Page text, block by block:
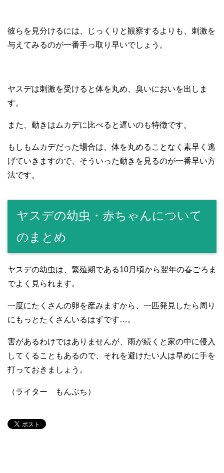
彼らを見分けるには、じっくりと観察するよりも、刺激を
与えてみるのが一番手っ取り早いでしょう。
ヤスデは刺激を受けると体を丸め、臭いにおいを出しま
す。
また、動きはムカデに比べると遅いのも特徴です。
もしもムカデだった場合は、体を丸めることなく素早く逃
げていきますので、そういった動きを見るのが一番早い方
法です。
ヤスデの幼虫・赤ちゃんについて
のまとめ
ヤスデの幼虫は、繁殖期である10月頃から翌年の春ごろま
でよく見られます。
一度にたくさんの卵を産みますから、一匹発見したら周り
にもっとたくさんいるはずです…。
害があるわけではありませんが、雨が続くと家の中に侵入
してくることもあるので、それを避けたい人は早めに手を
打っておきましょう。
（ライター もんぷち）